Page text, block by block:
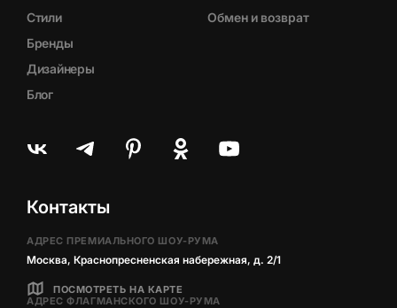
Стили
Бренды
Дизайнеры
Блог
Обмен и возврат
Контакты
АДРЕС ПРЕМИАЛЬНОГО ШОУ-РУМА
Москва, Краснопресненская набережная, д. 2/1
ПОСМОТРЕТЬ НА КАРТЕ
АДРЕС ФЛАГМАНСКОГО ШОУ-РУМА